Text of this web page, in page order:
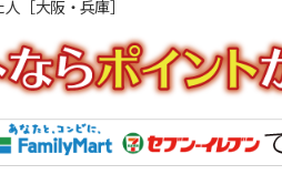
［大阪・兵庫］